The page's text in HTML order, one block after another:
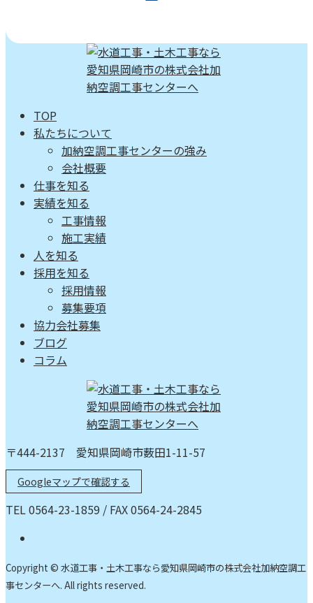
TOP
私たちについて
加納空調工事センターの強み
会社概要
仕事を知る
実績を知る
工事情報
施工実績
人を知る
採用を知る
採用情報
募集要項
協力会社募集
ブログ
コラム
〒444-2137 愛知県岡崎市薮田1-11-57
Googleマップで確認する
TEL 0564-23-1859 / FAX 0564-24-2845
Copyright © 水道工事・土木工事なら愛知県岡崎市の株式会社加納空調工
事センターへ. All rights reserved.